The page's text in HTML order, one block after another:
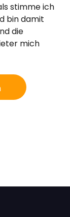
stimme ich
bin damit
die
mich